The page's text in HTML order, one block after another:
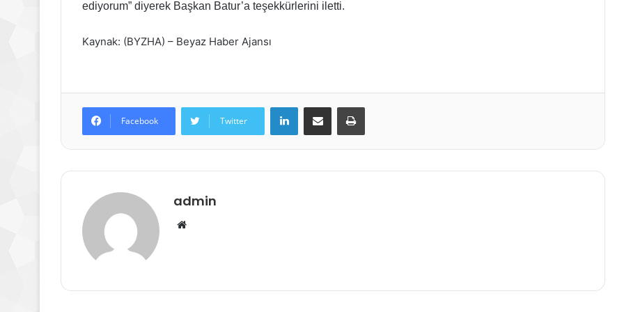
ediyorum” diyerek Başkan Batur’a teşekkürlerini iletti.
Kaynak: (BYZHA) – Beyaz Haber Ajansı
Facebook Twitter
LinkedInE-Posta ile paylaş Yazdır
admin
Web